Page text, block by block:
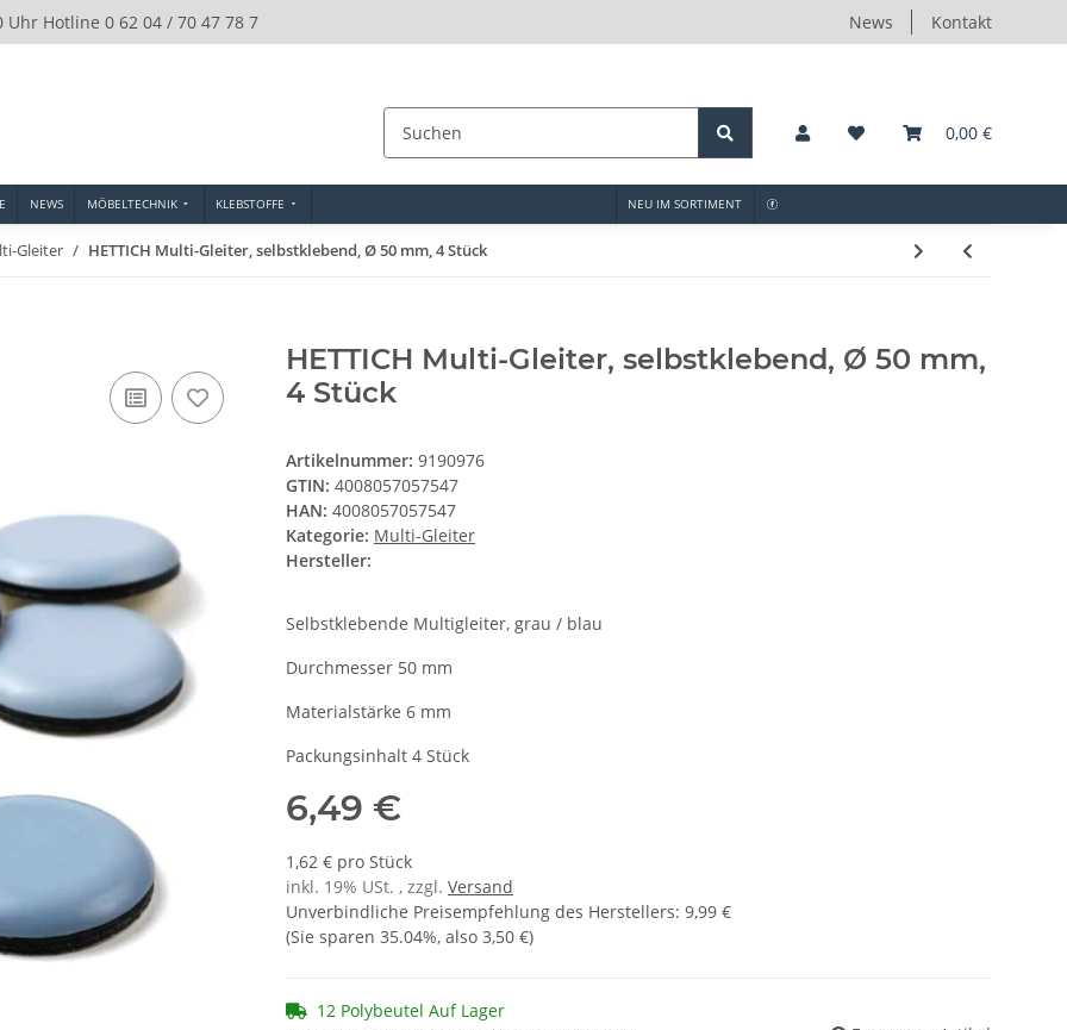
Hotline 0 62 04 / 70 47 78 7 News Kontakt
0,00 €
NEWS MÖBELTECHNIK KLEBSTOFFE NEU IM SORTIMENT
Gleiter HETTICH Multi-Gleiter, selbstklebend, Ø 50 mm, 4 Stück
HETTICH Multi-Gleiter, selbstklebend, Ø 50 mm,
4 Stück
Artikelnummer: 9190976
GTIN: 4008057057547
HAN: 4008057057547
Kategorie: Multi-Gleiter
Hersteller:
Selbstklebende Multigleiter, grau / blau
Durchmesser 50 mm
Materialstärke 6 mm
Packungsinhalt 4 Stück
6,49 €
1,62 € pro Stück
inkl. 19% USt. , zzgl. Versand
Unverbindliche Preisempfehlung des Herstellers: 9,99 €
(Sie sparen 35.04%, also 3,50 €)
12 Polybeutel Auf Lager